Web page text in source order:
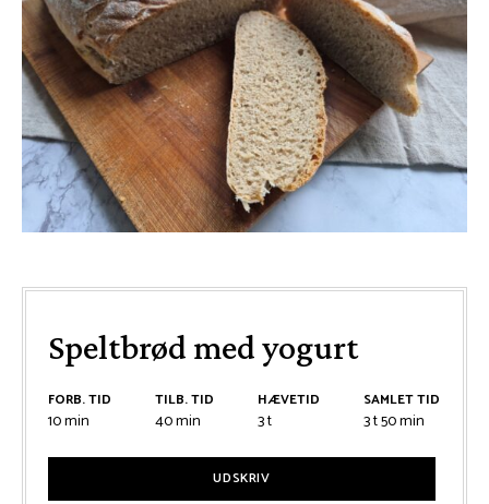
Speltbrød med yogurt
FORB. TID
10minutter
min
TILB. TID
40minutter
min
HÆVETID
3timer
t
SAMLET TID
3timer
t50minutter
min
UDSKRIV